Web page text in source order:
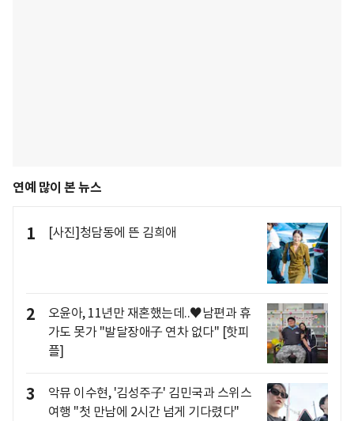
연예 많이 본 뉴스
1 [사진]청담동에 뜬 김희애
2
오윤아, 11년만 재혼했는데..♥남편과 휴
가도 못가 "발달장애子 연차 없다" [핫피
플]
3
악뮤 이수현, '김성주子' 김민국과 스위스
여행 "첫 만남에 2시간 넘게 기다렸다"